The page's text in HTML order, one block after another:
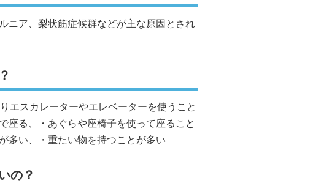
ニア、梨状筋症候群などが主な原因とされ
エスカレーターやエレベーターを使うこと
座る、・あぐらや座椅子を使って座ること
多い、・重たい物を持つことが多い
の？